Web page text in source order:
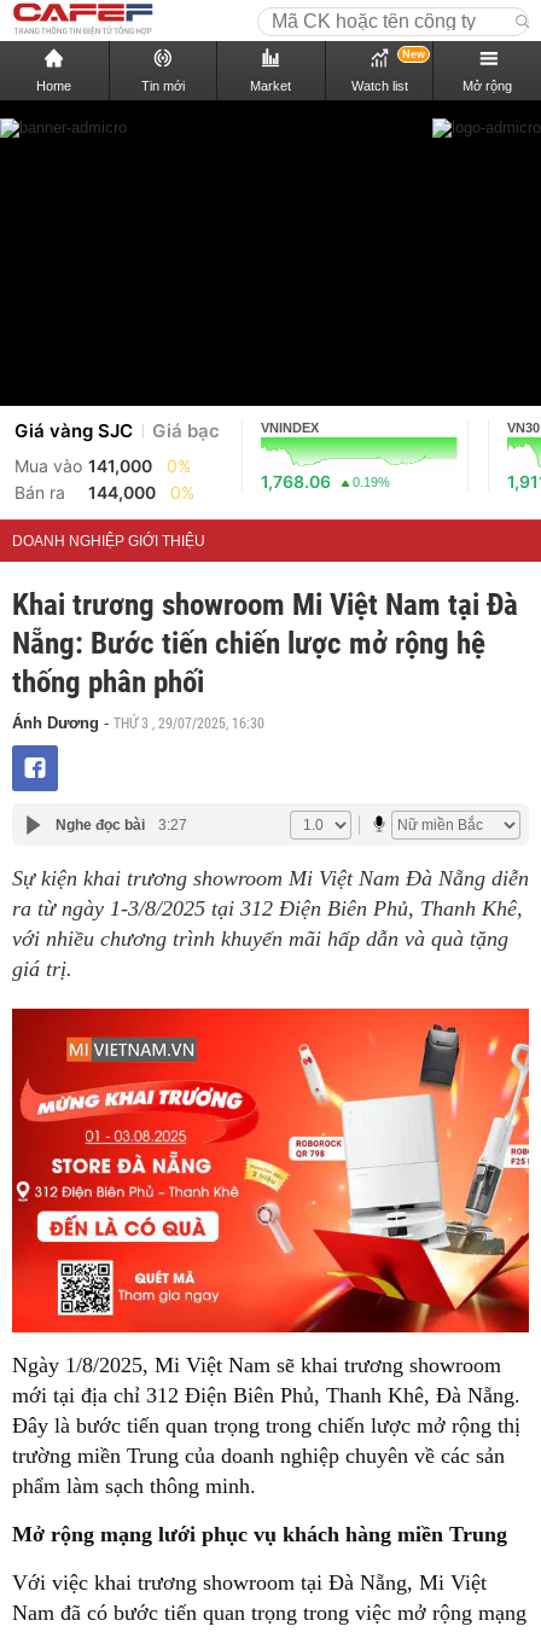
Home Tin mới Market Watch list
New
Mở rộng
Giá vàng SJC Giá bạc
Mua vào 141,000
0%
Bán ra
144,000 0%
VNINDEX
1,768.06 0.19%
VN30
DOANH NGHIỆP GIỚI THIỆU
Khai trương showroom Mi Việt Nam tại Đà
Nẵng: Bước tiến chiến lược mở rộng hệ
thống phân phối
Ánh Dương - THỨ 3 , 29/07/2025, 16:30
Nghe đọc bài 3:27
Sự kiện khai trương showroom Mi Việt Nam Đà Nẵng diễn
ra từ ngày 1-3/8/2025 tại 312 Điện Biên Phủ, Thanh Khê,
với nhiều chương trình khuyến mãi hấp dẫn và quà tặng
giá trị.
Ngày 1/8/2025, Mi Việt Nam sẽ khai trương showroom
mới tại địa chỉ 312 Điện Biên Phủ, Thanh Khê, Đà Nẵng.
Đây là bước tiến quan trọng trong chiến lược mở rộng thị
trường miền Trung của doanh nghiệp chuyên về các sản
phẩm làm sạch thông minh.
Mở rộng mạng lưới phục vụ khách hàng miền Trung
Với việc khai trương showroom tại Đà Nẵng, Mi Việt
Nam đã có bước tiến quan trọng trong việc mở rộng mạng